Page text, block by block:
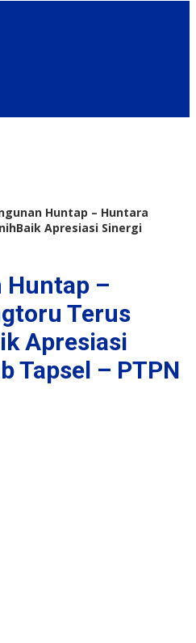
Huntap – Huntara
Apresiasi Sinergi
Huntap –
Terus
Apresiasi
Tapsel – PTPN